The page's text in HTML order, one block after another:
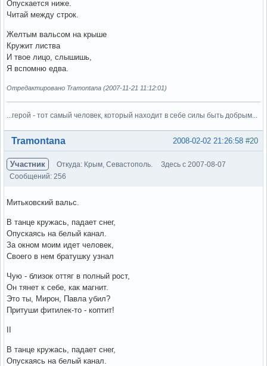
Опускается ниже.
Читай между строк.
Желтым вальсом на крыше
Кружит листва
И твое лицо, слышишь,
Я вспомню едва.
Отредактировано Tramontana (2007-11-21 11:12:01)
...герой - тот самый человек, который находит в себе силы быть добрым...
Вне форума #20
2008-02-02 21:26:58
Tramontana
Участник Откуда: Крым, Севастополь.
Здесь с 2007-08-07
Сообщений: 256
Митьковский вальс.
В танце кружась, падает снег,
Опускаясь на белый канал.
За окном моим идет человек,
Своего в нем братушку узнал
Чую - близок оттяг в полный рост,
Он тянет к себе, как магнит.
Это ты, Мирон, Павла убил?
Притуши фитилек-то - коптит!
II
В танце кружась, падает снег,
Опускаясь на белый канал.